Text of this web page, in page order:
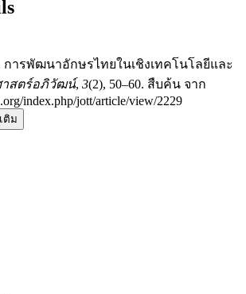
การพัฒนาอักษรไทยในเชิงเทคโนโลยีและ
าสตร์อภิวัฒน์, 3(2), 50–60. สืบค้น จาก
index.php/jott/article/view/2229
ติม